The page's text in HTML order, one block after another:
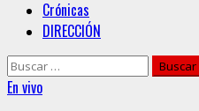
Crónicas
DIRECCIÓN
Buscar:
En vivo